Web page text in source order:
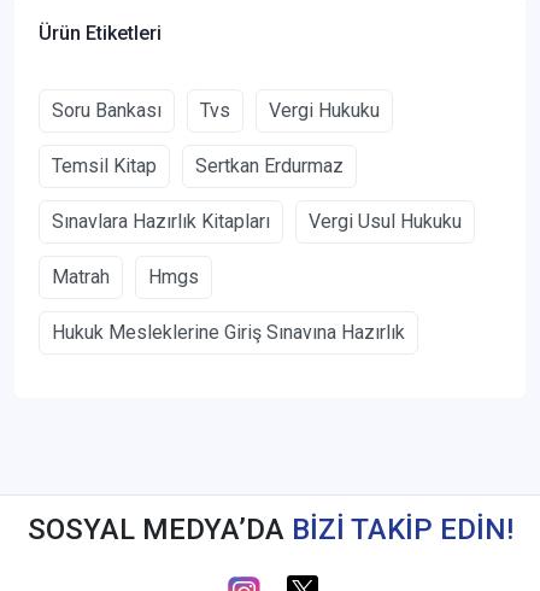
Ürün Etiketleri
Soru Bankası Tvs Vergi Hukuku
Temsil Kitap Sertkan Erdurmaz
Sınavlara Hazırlık Kitapları Vergi Usul Hukuku
Matrah Hmgs
Hukuk Mesleklerine Giriş Sınavına Hazırlık
SOSYAL MEDYA’DA BİZİ TAKİP EDİN!